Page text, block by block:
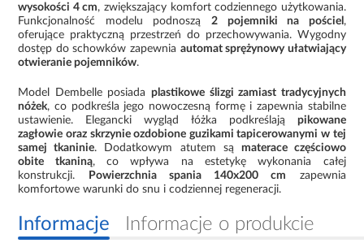
wysokości 4 cm, zwiększający komfort codziennego użytkowania.
Funkcjonalność modelu podnoszą 2 pojemniki na pościel ,
oferujące praktyczną przestrzeń do przechowywania. Wygodny
dostęp do schowków zapewnia automat sprężynowy ułatwiający
otwieranie pojemników.
Model Dembelle posiada plastikowe ślizgi zamiast tradycyjnych
nóżek, co podkreśla jego nowoczesną formę i zapewnia stabilne
ustawienie. Elegancki wygląd łóżka podkreślają pikowane
zagłowie oraz skrzynie ozdobione guzikami tapicerowanymi w tej
samej tkaninie. Dodatkowym atutem są materace częściowo
obite tkaniną, co wpływa na estetykę wykonania całej
konstrukcji.
Powierzchnia spania 140x200 cm zapewnia
komfortowe warunki do snu i codziennej regeneracji.
Informacje Informacje o produkcie